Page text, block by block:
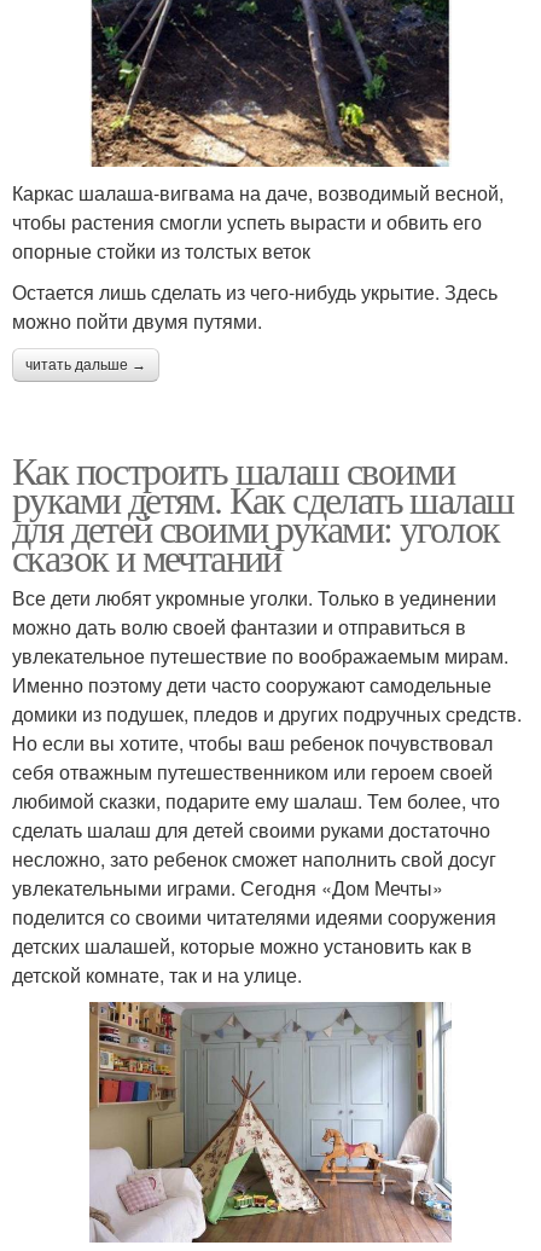
Каркас шалаша-вигвама на даче, возводимый весной,
чтобы растения смогли успеть вырасти и обвить его
опорные стойки из толстых веток
Остается лишь сделать из чего-нибудь укрытие. Здесь
можно пойти двумя путями.
читать дальше →
Как построить шалаш своими
руками детям. Как сделать шалаш
для детей своими руками: уголок
сказок и мечтаний
Все дети любят укромные уголки. Только в уединении
можно дать волю своей фантазии и отправиться в
увлекательное путешествие по воображаемым мирам.
Именно поэтому дети часто сооружают самодельные
домики из подушек, пледов и других подручных средств.
Но если вы хотите, чтобы ваш ребенок почувствовал
себя отважным путешественником или героем своей
любимой сказки, подарите ему шалаш. Тем более, что
сделать шалаш для детей своими руками достаточно
несложно, зато ребенок сможет наполнить свой досуг
увлекательными играми. Сегодня «Дом Мечты»
поделится со своими читателями идеями сооружения
детских шалашей, которые можно установить как в
детской комнате, так и на улице.